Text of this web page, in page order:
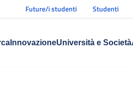
Future/i studenti Studenti
InnovazioneUniversità e Società